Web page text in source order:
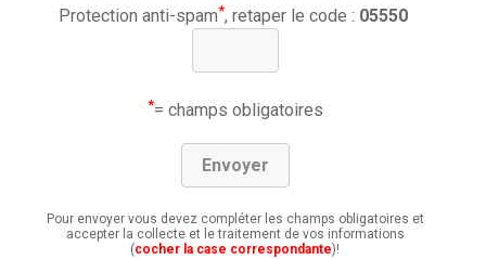
Protection anti-spam*, retaper le code : 05550
*= champs obligatoires
Pour envoyer vous devez compléter les champs obligatoires et
accepter la collecte et le traitement de vos informations
(cocher la case correspondante)!